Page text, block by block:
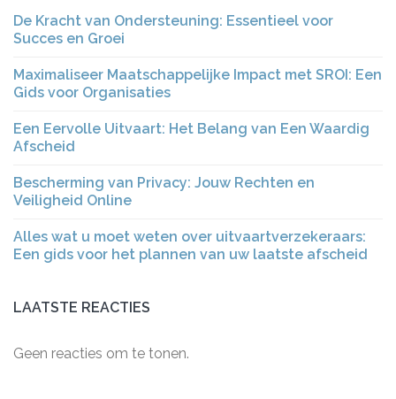
De Kracht van Ondersteuning: Essentieel voor
Succes en Groei
Maximaliseer Maatschappelijke Impact met SROI: Een
Gids voor Organisaties
Een Eervolle Uitvaart: Het Belang van Een Waardig
Afscheid
Bescherming van Privacy: Jouw Rechten en
Veiligheid Online
Alles wat u moet weten over uitvaartverzekeraars:
Een gids voor het plannen van uw laatste afscheid
LAATSTE REACTIES
Geen reacties om te tonen.